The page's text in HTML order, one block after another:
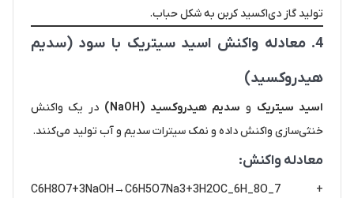
تولید گاز دی‌اکسید کربن به شکل حباب.
4. معادله واکنش اسید سیتریک با سود (سدیم
هیدروکسید)
اسید سیتریک و سدیم هیدروکسید (NaOH)
در یک واکنش
خنثی‌سازی واکنش داده و نمک سیترات سدیم و آب تولید می‌کنند.
معادله واکنش:
C6H8O7+3NaOH→C6H5O7Na3+3H2OC_6H_8O_7 +